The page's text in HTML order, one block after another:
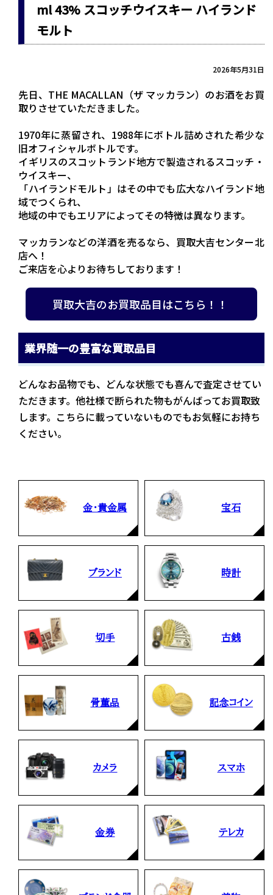
ml 43% スコッチウイスキー ハイランド
モルト
2026年5月31日
先日、THE MACALLAN（ザ マッカラン）のお酒をお買
取りさせていただきました。
1970年に蒸留され、1988年にボトル詰めされた希少な
旧オフィシャルボトルです。
イギリスのスコットランド地方で製造されるスコッチ・
ウイスキー、
「ハイランドモルト」はその中でも広大なハイランド地
域でつくられ、
地域の中でもエリアによってその特徴は異なります。
マッカランなどの洋酒を売るなら、買取大吉センター北
店へ！
ご来店を心よりお待ちしております！
買取大吉のお買取品目はこちら！！
業界随一の豊富な買取品目
どんなお品物でも、どんな状態でも喜んで査定させてい
ただきます。他社様で断られた物もがんばってお買取致
します。こちらに載っていないものでもお気軽にお持ち
ください。
金・貴金属 宝石
ブランド 時計
切手 古銭
骨董品 記念コイン
カメラ スマホ
金券 テレカ